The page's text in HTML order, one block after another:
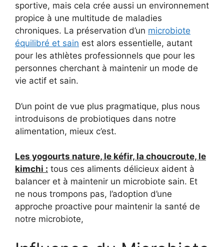
sportive, mais cela crée aussi un environnement
propice à une multitude de maladies
chroniques. La préservation d’un microbiote
équilibré et sain est alors essentielle, autant
pour les athlètes professionnels que pour les
personnes cherchant à maintenir un mode de
vie actif et sain.
D’un point de vue plus pragmatique, plus nous
introduisons de probiotiques dans notre
alimentation, mieux c’est.
Les yogourts nature, le kéfir, la choucroute, le
kimchi : tous ces aliments délicieux aident à
balancer et à maintenir un microbiote sain. Et
ne nous trompons pas, l’adoption d’une
approche proactive pour maintenir la santé de
notre microbiote,